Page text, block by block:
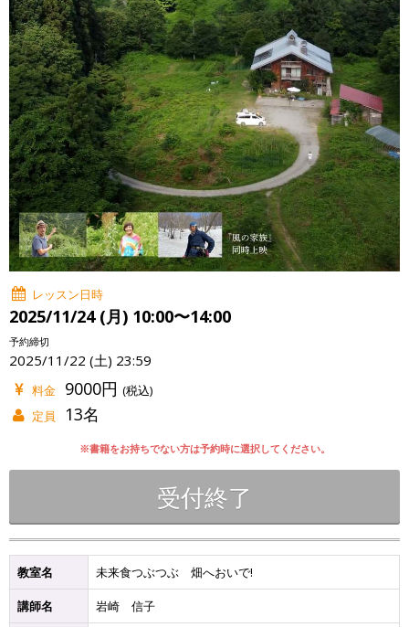
レッスン日時
2025/11/24 (月) 10:00〜14:00
予約締切
2025/11/22 (土) 23:59
料金 9000円 (税込)
定員
13名
※書籍をお持ちでない方は予約時に選択してください。
受付終了
教室名 未来食つぶつぶ 畑へおいで!
講師名 岩崎 信子